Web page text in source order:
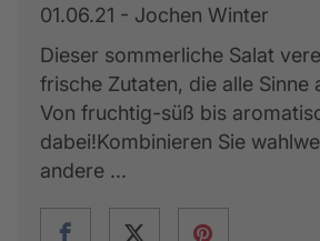
01.06.21 - Jochen Winter
Dieser sommerliche Salat
frische Zutaten, die alle Sinne
Von fruchtig-süß bis
dabei!Kombinieren Sie
andere ...